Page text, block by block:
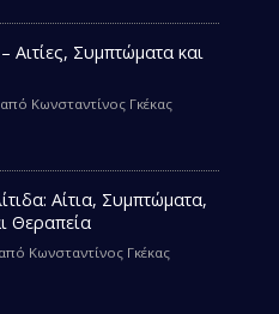
Αιτίες, Συμπτώματα και
από Κωνσταντίνος Γκέκας
Αίτια, Συμπτώματα,
Θεραπεία
από Κωνσταντίνος Γκέκας